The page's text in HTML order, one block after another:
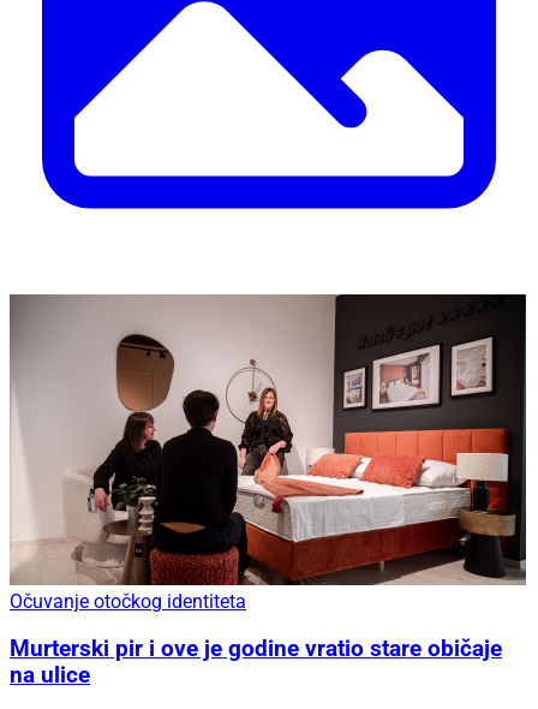
Očuvanje otočkog identiteta
Murterski pir i ove je godine vratio stare običaje
na ulice